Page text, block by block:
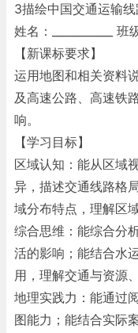
3描绘中国交通运输
姓名：___________ 班
【新课标要求】
运用地图和相关资料
及高速公路、高速铁
响。
【学习目标】
区域认知：能从区域
异，描述交通线路格
域分布特点，理解区
综合思维：能综合分
活的影响；能结合水
用，理解交通与资源
地理实践力：能通过
图能力；能结合实际